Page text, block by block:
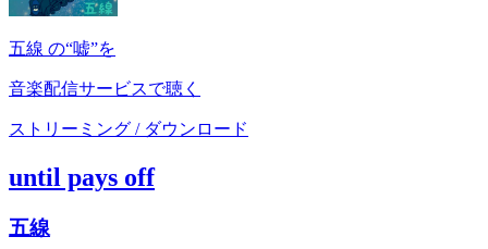
五線 の“嘘”を
音楽配信サービスで聴く
ストリーミング / ダウンロード
until pays off
五線